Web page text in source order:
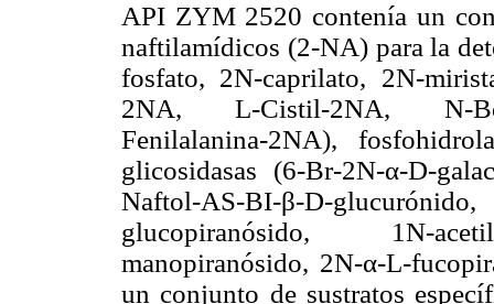
API ZYM 2520 contenía un
naftilamídicos (2-NA) para la
fosfato, 2N-caprilato, 2N-
2NA, L-Cistil-2NA, N-
Fenilalanina-2NA),
glicosidasas (6-Br-2N-α-D-
Naftol-AS-BI-β-D-
glucopiranósido, 1N-
manopiranósido, 2N-α-L-
un conjunto de sustratos